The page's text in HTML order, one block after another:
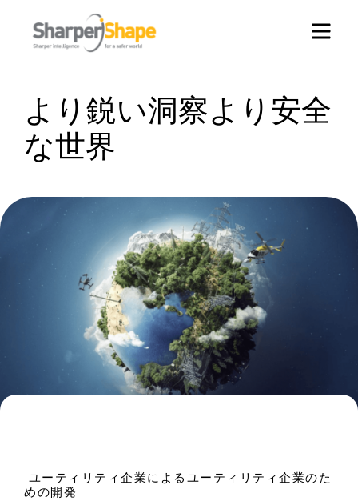
メニュー
より鋭い洞察より安全
な世界
ユーティリティ企業によるユーティリティ企業のた
めの開発